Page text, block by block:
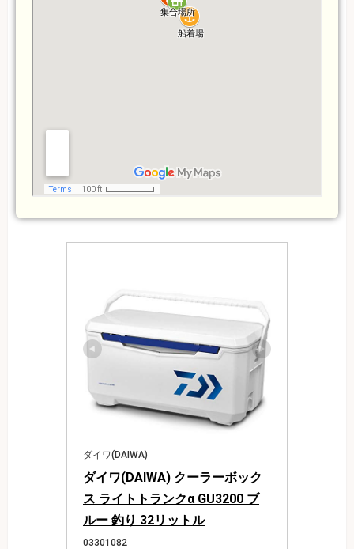
ダイワ(DAIWA)
ダイワ(DAIWA) クーラーボック
ス ライトトランクα GU3200 ブ
ルー 釣り 32リットル
03301082